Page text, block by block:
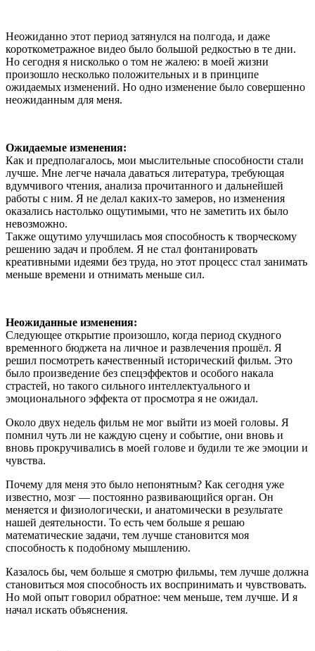
Неожиданно этот период затянулся на полгода, и даже
короткометражное видео было большой редкостью в те дни.
Но сегодня я нисколько о том не жалею: в моей жизни
произошло несколько положительных и в принципе
ожидаемых изменений. Но одно изменение было совершенно
неожиданным для меня.
Ожидаемые изменения:
Как и предполагалось, мои мыслительные способности стали
лучше. Мне легче начала даваться литература, требующая
вдумчивого чтения, анализа прочитанного и дальнейшей
работы с ним. Я не делал каких-то замеров, но изменения
оказались настолько ощутимыми, что не заметить их было
невозможно.
Также ощутимо улучшилась моя способность к творческому
решению задач и проблем. Я не стал фонтанировать
креативными идеями без труда, но этот процесс стал занимать
меньше времени и отнимать меньше сил.
Неожиданные изменения:
Следующее открытие произошло, когда период скудного
временного бюджета на личное и развлечения прошёл. Я
решил посмотреть качественный исторический фильм. Это
было произведение без спецэффектов и особого накала
страстей, но такого сильного интеллектуального и
эмоционального эффекта от просмотра я не ожидал.
Около двух недель фильм не мог выйти из моей головы. Я
помнил чуть ли не каждую сцену и событие, они вновь и
вновь прокручивались в моей голове и будили те же эмоции и
чувства.
Почему для меня это было непонятным? Как сегодня уже
известно, мозг — постоянно развивающийся орган. Он
меняется и физиологически, и анатомически в результате
нашей деятельности. То есть чем больше я решаю
математические задачи, тем лучше становится моя
способность к подобному мышлению.
Казалось бы, чем больше я смотрю фильмы, тем лучше должна
становиться моя способность их воспринимать и чувствовать.
Но мой опыт говорил обратное: чем меньше, тем лучше. И я
начал искать объяснения.